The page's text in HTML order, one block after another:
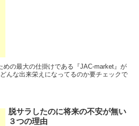
めの最大の仕掛けである『JAC-market』が
んな出来栄えになってるのか要チェックで
脱サラしたのに将来の不安が無い
３つの理由